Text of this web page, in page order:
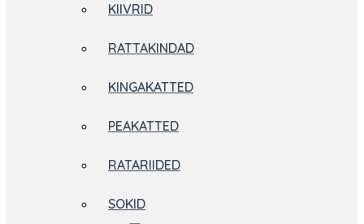
KIIVRID
RATTAKINDAD
KINGAKATTED
PEAKATTED
RATARIIDED
SOKID